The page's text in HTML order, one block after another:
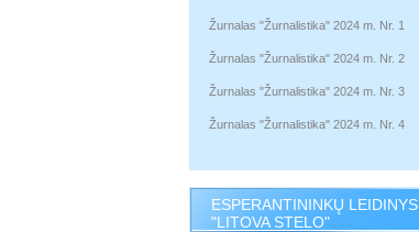
Žurnalas "Žurnalistika" 2024 m. Nr. 1
Žurnalas "Žurnalistika" 2024 m. Nr. 2
Žurnalas "Žurnalistika" 2024 m. Nr. 3
Žurnalas "Žurnalistika" 2024 m. Nr. 4
ESPERANTININKŲ LEIDINYS
"LITOVA STELO"